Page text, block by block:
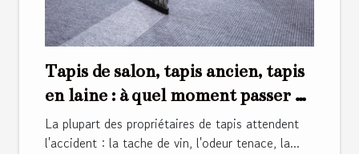
Tapis de salon, tapis ancien, tapis
en laine : à quel moment passer au
nettoyage professionnel ?
La plupart des propriétaires de tapis attendent
l'accident : la tache de vin, l'odeur tenace, la...